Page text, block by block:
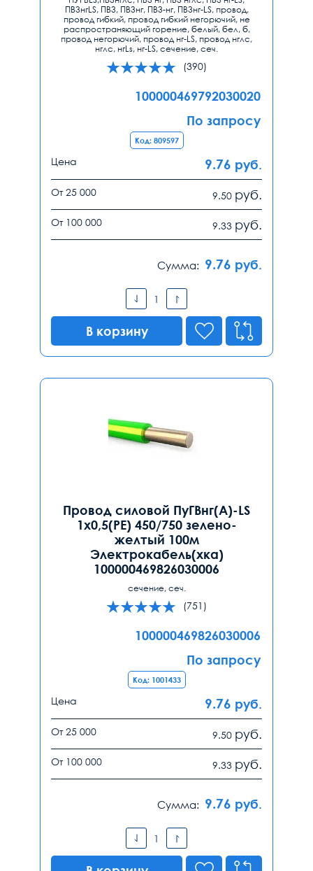
ПВ3нгLS, ПВ3, ПВ3нг, ПВ3-нг, ПВ3нг-LS, провод,
провод гибкий, провод гибкий негорючий, не
распространяющий горение, белый, бел, б,
провод негорючий, провод нг-LS, провод нглс,
нглс, нгLs, нг-LS, сечение, сеч.
(390)
100000469792030020
По запросу
Код: 809597
Цена 9.76 руб.
От 25 000 9.50 руб.
От 100 000 9.33 руб.
Сумма: 9.76 руб.
В корзину
Провод силовой ПуГВнг(А)-LS
1х0,5(PE) 450/750 зелено-
желтый 100м
Электрокабель(хка)
100000469826030006
сечение, сеч.
(751)
100000469826030006
По запросу
Код: 1001433
Цена 9.76 руб.
От 25 000 9.50 руб.
От 100 000 9.33 руб.
Сумма: 9.76 руб.